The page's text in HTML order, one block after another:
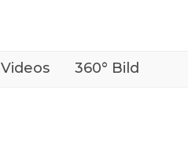
Videos 360° Bild